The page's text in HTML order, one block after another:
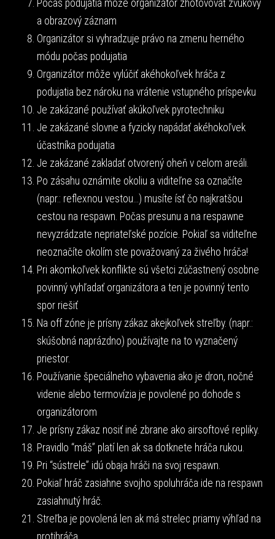
Počas podujatia môže organizátor zhotovovať zvukový
a obrazový záznam
Organizátor si vyhradzuje právo na zmenu herného
módu počas podujatia
Organizátor môže vylúčiť akéhokoľvek hráča z
podujatia bez nároku na vrátenie vstupného príspevku
Je zakázané používať akúkoľvek pyrotechniku
Je zakázané slovne a fyzicky napádať akéhokoľvek
účastníka podujatia
Je zakázané zakladať otvorený oheň v celom areáli.
Po zásahu oznámite okoliu a viditeľne sa označíte
(napr.: reflexnou vestou...) musíte ísť čo najkratšou
cestou na respawn. Počas presunu a na respawne
nevyzrádzate nepriateľské pozície. Pokiaľ sa viditeľne
neoznačíte okolím ste považovaný za živého hráča!
Pri akomkoľvek konflikte sú všetci zúčastnený osobne
povinný vyhľadať organizátora a ten je povinný tento
spor riešiť
Na off zóne je prísny zákaz akejkoľvek streľby. (napr.:
skúšobná naprázdno) používajte na to vyznačený
priestor.
Používanie špeciálneho vybavenia ako je dron, nočné
videnie alebo termovízia je povolené po dohode s
organizátorom
Je prísny zákaz nosiť iné zbrane ako airsoftové repliky.
Pravidlo “máš” platí len ak sa dotknete hráča rukou.
Pri “sústrele” idú obaja hráči na svoj respawn.
Pokiaľ hráč zasiahne svojho spoluhráča ide na respawn
zasiahnutý hráč.
Streľba je povolená len ak má strelec priamy výhľad na
protihráča.